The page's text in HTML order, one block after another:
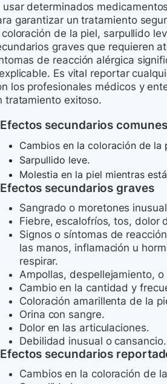
usar determinados
garantizar un tratamiento
coloración de la piel, sarpullido
graves que requieren
de reacción alérgica
Es vital reportar
los profesionales médicos y
tratamiento exitoso.
Efectos secundarios comunes
Cambios en la coloración de la
Sarpullido leve.
Molestia en la piel mientras
Efectos secundarios graves
Sangrado o moretones
Fiebre, escalofríos, tos, dolor
Signos o síntomas de
las manos, inflamación u
respirar.
Ampollas, despellejamiento,
Cambio en la cantidad y
Coloración amarillenta de la
Orina con sangre.
Dolor en las articulaciones.
Debilidad inusual o cansancio.
Efectos secundarios
Cambios en la coloración de